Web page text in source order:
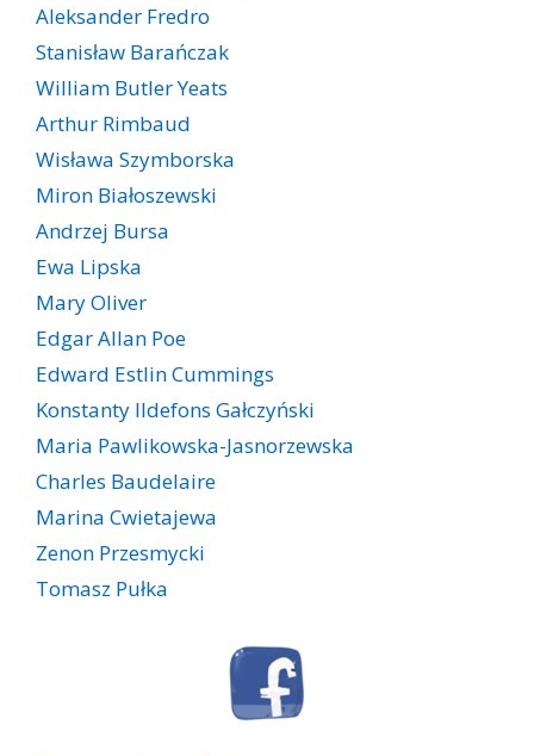
Aleksander Fredro
Stanisław Barańczak
William Butler Yeats
Arthur Rimbaud
Wisława Szymborska
Miron Białoszewski
Andrzej Bursa
Ewa Lipska
Mary Oliver
Edgar Allan Poe
Edward Estlin Cummings
Konstanty Ildefons Gałczyński
Maria Pawlikowska-Jasnorzewska
Charles Baudelaire
Marina Cwietajewa
Zenon Przesmycki
Tomasz Pułka